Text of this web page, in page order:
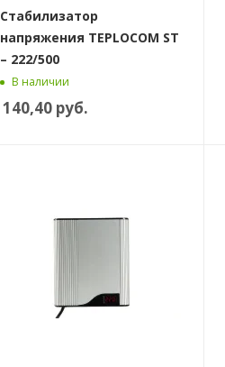
Стабилизатор
напряжения TEPLOCOM ST
– 222/500
В наличии
140,40руб.